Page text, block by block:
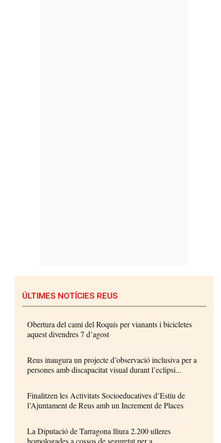
ÚLTIMES NOTÍCIES REUS
Obertura del camí del Roquís per vianants i bicicletes
aquest divendres 7 d’agost
Reus inaugura un projecte d’observació inclusiva per a
persones amb discapacitat visual durant l’eclipsi...
Finalitzen les Activitats Socioeducatives d’Estiu de
l’Ajuntament de Reus amb un Increment de Places
La Diputació de Tarragona lliura 2.200 ulleres
homologades a cossos de seguretat per a...